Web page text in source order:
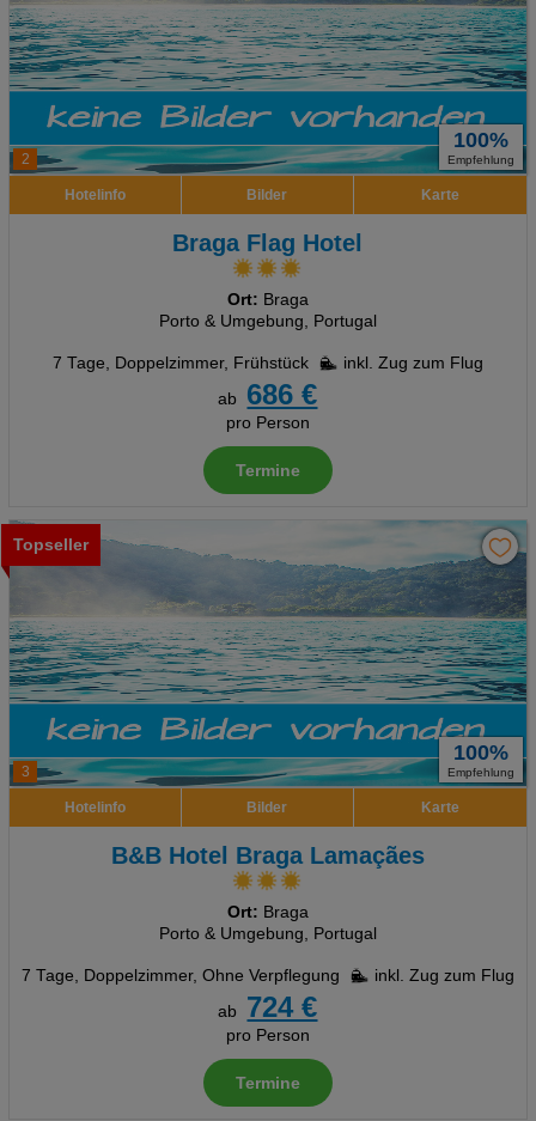
2
100%
Empfehlung
Hotelinfo Bilder Karte
Braga Flag Hotel
Ort: Braga
Porto & Umgebung, Portugal
7 Tage, Doppelzimmer, Frühstück
inkl. Zug zum Flug
ab
686 €
pro Person
Termine
3
Topseller
100%
Empfehlung
Hotelinfo Bilder Karte
B&B Hotel Braga Lamaçães
Ort: Braga
Porto & Umgebung, Portugal
7 Tage, Doppelzimmer, Ohne Verpflegung
inkl. Zug zum Flug
ab
724 €
pro Person
Termine